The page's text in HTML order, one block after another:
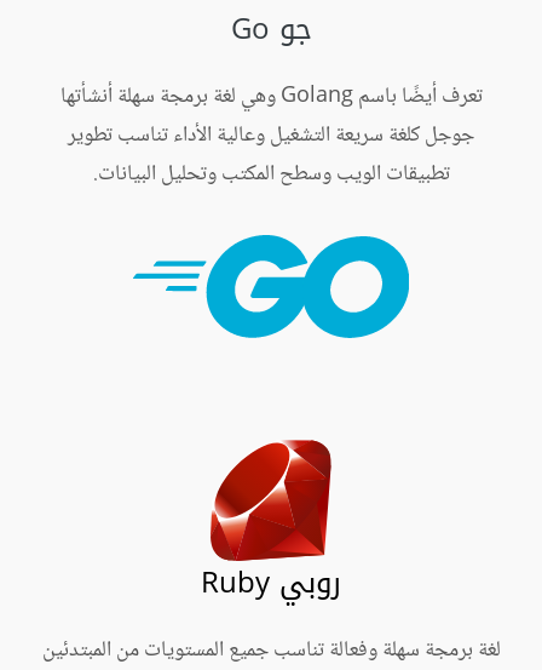
جو Go
تعرف أيضًا باسم Golang وهي لغة برمجة سهلة أنشأتها
جوجل كلغة سريعة التشغيل وعالية الأداء تناسب تطوير
تطبيقات الويب وسطح المكتب وتحليل البيانات.
روبي Ruby
لغة برمجة سهلة وفعالة تناسب جميع المستويات من المبتدئين